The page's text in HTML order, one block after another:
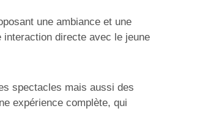
une ambiance et une
directe avec le jeune
spectacles mais aussi des
expérience complète, qui